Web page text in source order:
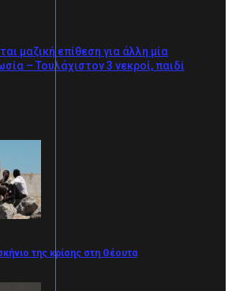
μαζική επίθεση για άλλη μία
– Τουλάχιστον 3 νεκροί, παιδί
της κρίσης στη Θέουτα